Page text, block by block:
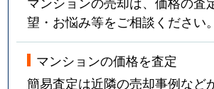
望・お悩み等をご相談ください。
マンションの価格を査定
簡易査定は近隣の売却事例など